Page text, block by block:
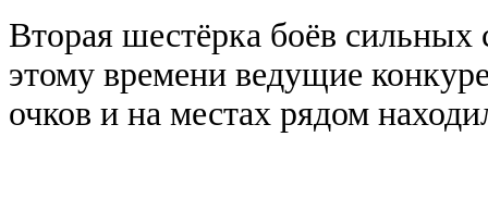
Вторая шестёрка боёв сильных
этому времени ведущие
очков и на местах рядом